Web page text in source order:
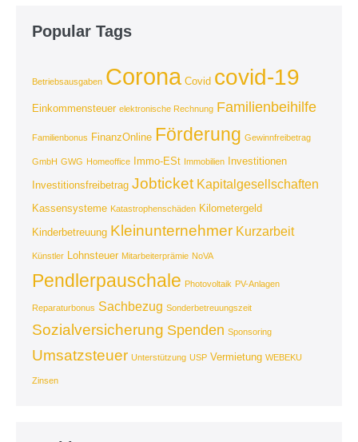
Popular Tags
Betriebsausgaben Corona Covid covid-19
Einkommensteuer elektronische Rechnung Familienbeihilfe
Familienbonus FinanzOnline Förderung Gewinnfreibetrag
GmbH GWG Homeoffice Immo-ESt Immobilien
Investitionen
Investitionsfreibetrag Jobticket Kapitalgesellschaften
Kassensysteme Katastrophenschäden Kilometergeld
Kinderbetreuung Kleinunternehmer Kurzarbeit
Künstler Lohnsteuer Mitarbeiterprämie NoVA
Pendlerpauschale Photovoltaik PV-Anlagen
Reparaturbonus Sachbezug Sonderbetreuungszeit
Sozialversicherung Spenden Sponsoring
Umsatzsteuer Unterstützung USP Vermietung WEBEKU
Zinsen